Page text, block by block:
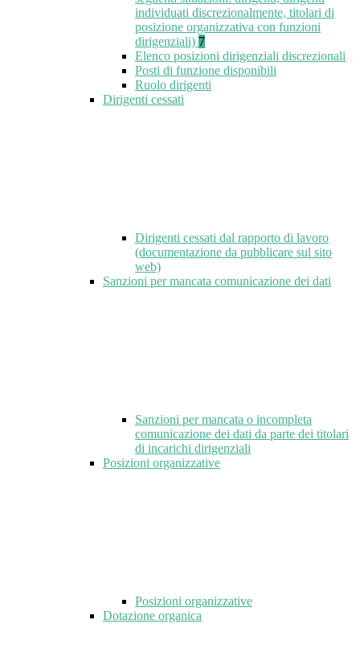
individuati discrezionalmente, titolari di
posizione organizzativa con funzioni
dirigenziali) 7
Elenco posizioni dirigenziali discrezionali
Posti di funzione disponibili
Ruolo dirigenti
Dirigenti cessati
Dirigenti cessati dal rapporto di lavoro
(documentazione da pubblicare sul sito
web)
Sanzioni per mancata comunicazione dei dati
Sanzioni per mancata o incompleta
comunicazione dei dati da parte dei titolari
di incarichi dirigenziali
Posizioni organizzative
Posizioni organizzative
Dotazione organica